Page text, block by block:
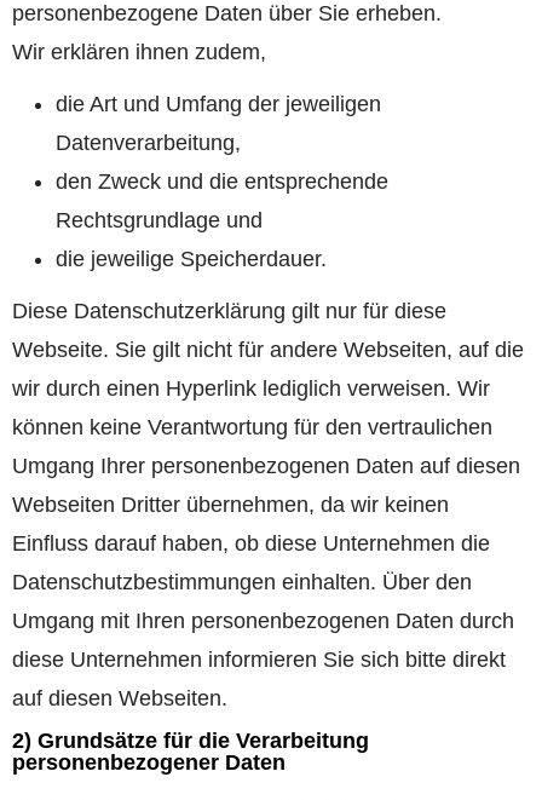
personenbezogene Daten über Sie erheben.
Wir erklären ihnen zudem,
die Art und Umfang der jeweiligen
Datenverarbeitung,
den Zweck und die entsprechende
Rechtsgrundlage und
die jeweilige Speicherdauer.
Diese Datenschutzerklärung gilt nur für diese
Webseite. Sie gilt nicht für andere Webseiten, auf die
wir durch einen Hyperlink lediglich verweisen. Wir
können keine Verantwortung für den vertraulichen
Umgang Ihrer personenbezogenen Daten auf diesen
Webseiten Dritter übernehmen, da wir keinen
Einfluss darauf haben, ob diese Unternehmen die
Datenschutzbestimmungen einhalten. Über den
Umgang mit Ihren personenbezogenen Daten durch
diese Unternehmen informieren Sie sich bitte direkt
auf diesen Webseiten.
2) Grundsätze für die Verarbeitung
personenbezogener Daten